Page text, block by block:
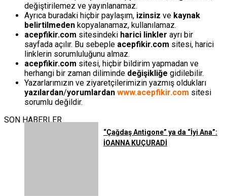
değiştirilemez ve yayınlanamaz.
Ayrıca buradaki hiçbir paylaşım, izinsiz ve kaynak
belirtilmeden kopyalanamaz, kullanılamaz.
acepfikir.com sitesindeki harici linkler ayrı bir
sayfada açılır. Bu sebeple acepfikir.com sitesi, harici
linklerin sorumluluğunu almaz.
acepfikir.com sitesi, hiçbir bildirim yapmadan ve
herhangi bir zaman diliminde değişikliğe gidilebilir.
Yazarlarımızın ve ziyaretçilerimizin yazmış oldukları
yazılardan/yorumlardan www.acepfikir.com sitesi
sorumlu değildir.
SON HABERLER
“Çağdaş Antigone” ya da “İyi Ana”:
İOANNA KUÇURADİ